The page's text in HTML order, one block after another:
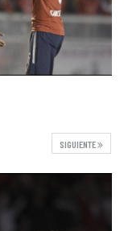
SIGUIENTE